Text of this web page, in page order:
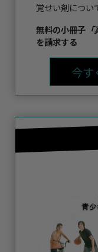
覚せい剤につい
無料の小冊子
を請求する
今す